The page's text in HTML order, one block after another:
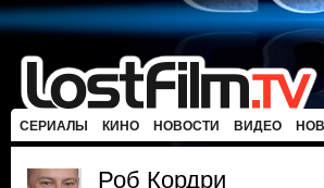
СЕРИАЛЫ КИНО НОВОСТИ ВИДЕО
Роб Кордри